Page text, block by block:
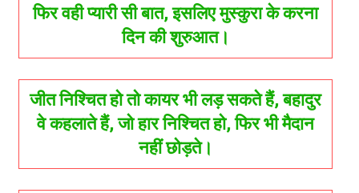
फिर वही प्यारी सी बात, इसलिए मुस्कुरा के करना
दिन की शुरुआत।
जीत निश्चित हो तो कायर भी लड़ सकते हैं, बहादुर
वे कहलाते हैं, जो हार निश्चित हो, फिर भी मैदान
नहीं छोड़ते।